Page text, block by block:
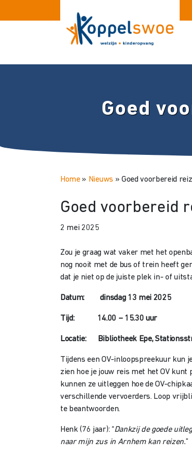
Goed
Home» Nieuws » Goed voorbereid
Goed voorbereid
2 mei 2025
Zou je graag wat vaker met het
nog nooit met de bus of trein heeft
dat je niet op de juiste plek in- of
Datum:
Tijd: 14.00 – 15.30 uur
Locatie: Bibliotheek Epe,
Tijdens een OV-inloopspreekuur kun
zien hoe je jouw reis met het OV
kunnen ze uitleggen hoe de OV-
verschillende vervoerders. Loop
te beantwoorden.
Henk (76 jaar): “Dankzij de goede
naar mijn zus in Arnhem kan reizen.”